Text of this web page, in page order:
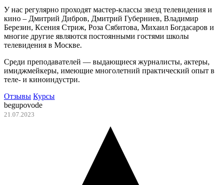
У нас регулярно проходят мастер-классы звезд телевидения и
кино – Дмитрий Дибров, Дмитрий Губерниев, Владимир
Березин, Ксения Стриж, Роза Сябитова, Михаил Богдасаров и
многие другие являются постоянными гостями школы
телевидения в Москве.
Среди преподавателей — выдающиеся журналисты, актеры,
имиджмейкеры, имеющие многолетний практический опыт в
теле- и киноиндустри.
Отзывы Курсы
begupovode
21.07.2023